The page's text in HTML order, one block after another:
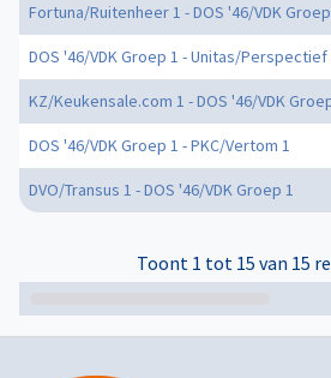
Fortuna/Ruitenheer 1 - DOS '46/VDK
DOS '46/VDK Groep 1 - Unitas/Perspectief
KZ/Keukensale.com 1 - DOS '46/VDK
DOS '46/VDK Groep 1 - PKC/Vertom 1
DVO/Transus 1 - DOS '46/VDK Groep 1
Toont 1 tot 15 van 15